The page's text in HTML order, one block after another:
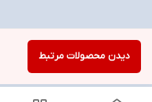
دیدن محصولات مرتبط